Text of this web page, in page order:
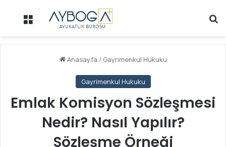
Menü
Anasayfa / Gayrimenkul Hukuku
Gayrimenkul Hukuku
Emlak Komisyon Sözleşmesi
Nedir? Nasıl Yapılır?
Sözleşme Örneği